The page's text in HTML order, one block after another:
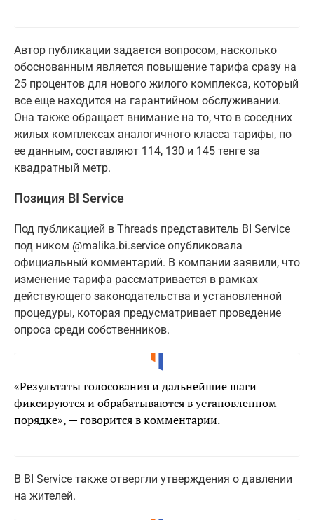
Автор публикации задается вопросом, насколько
обоснованным является повышение тарифа сразу на
25 процентов для нового жилого комплекса, который
все еще находится на гарантийном обслуживании.
Она также обращает внимание на то, что в соседних
жилых комплексах аналогичного класса тарифы, по
ее данным, составляют 114, 130 и 145 тенге за
квадратный метр.
Позиция BI Service
Под публикацией в Threads представитель BI Service
под ником @malika.bi.service опубликовала
официальный комментарий. В компании заявили, что
изменение тарифа рассматривается в рамках
действующего законодательства и установленной
процедуры, которая предусматривает проведение
опроса среди собственников.
«Результаты голосования и дальнейшие шаги
фиксируются и обрабатываются в установленном
порядке», — говорится в комментарии.
В BI Service также отвергли утверждения о давлении
на жителей.